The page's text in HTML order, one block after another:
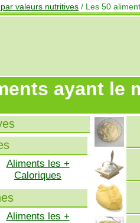
valeurs nutritives / Les 50
ayant le
Aliments les +
Caloriques
Aliments les +